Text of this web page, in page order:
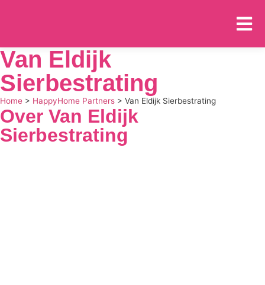
Van Eldijk
Sierbestrating
Home > HappyHome Partners > Van Eldijk Sierbestrating
Over Van Eldijk
Sierbestrating